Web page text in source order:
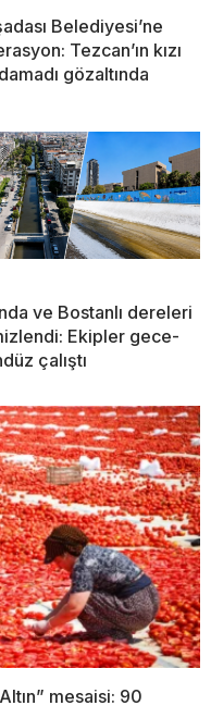
Belediyesi’ne
Tezcan’ın kızı
gözaltında
ve Bostanlı dereleri
Ekipler gece-
çalıştı
mesaisi: 90